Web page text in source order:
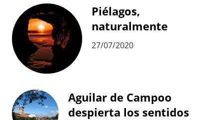
Piélagos,
naturalmente
27/07/2020
Aguilar de Campoo
despierta los sentidos